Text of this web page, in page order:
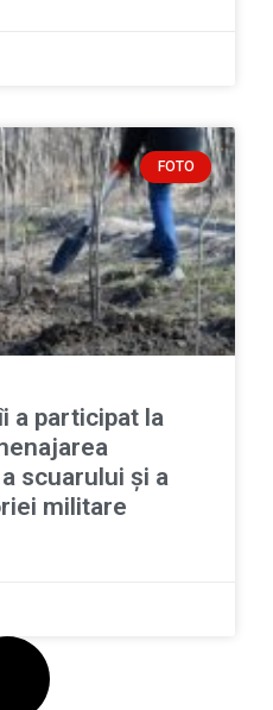
FOTO
a participat la
scuarului și a
militare